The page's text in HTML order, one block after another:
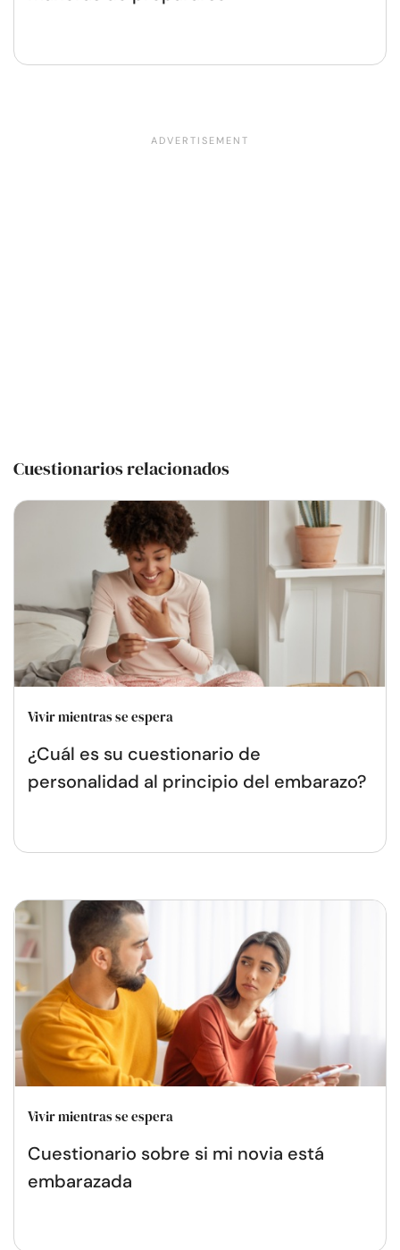
Cuestionarios relacionados
Vivir mientras se espera
¿Cuál es su cuestionario de
personalidad al principio del embarazo?
Vivir mientras se espera
Cuestionario sobre si mi novia está
embarazada